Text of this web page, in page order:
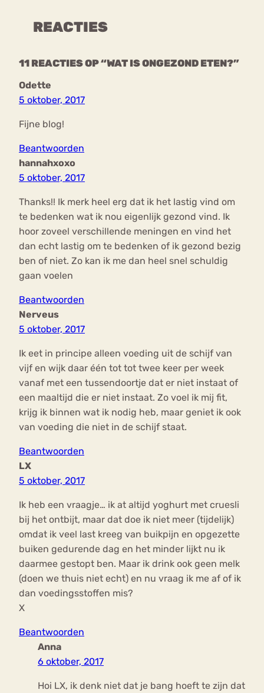
REACTIES
11 REACTIES OP “WAT IS ONGEZOND ETEN?”
Odette
5 oktober, 2017
Fijne blog!
Beantwoorden
hannahxoxo
5 oktober, 2017
Thanks!! Ik merk heel erg dat ik het lastig vind om
te bedenken wat ik nou eigenlijk gezond vind. Ik
hoor zoveel verschillende meningen en vind het
dan echt lastig om te bedenken of ik gezond bezig
ben of niet. Zo kan ik me dan heel snel schuldig
gaan voelen
Beantwoorden
Nerveus
5 oktober, 2017
Ik eet in principe alleen voeding uit de schijf van
vijf en wijk daar één tot tot twee keer per week
vanaf met een tussendoortje dat er niet instaat of
een maaltijd die er niet instaat. Zo voel ik mij fit,
krijg ik binnen wat ik nodig heb, maar geniet ik ook
van voeding die niet in de schijf staat.
Beantwoorden
LX
5 oktober, 2017
Ik heb een vraagje… ik at altijd yoghurt met cruesli
bij het ontbijt, maar dat doe ik niet meer (tijdelijk)
omdat ik veel last kreeg van buikpijn en opgezette
buiken gedurende dag en het minder lijkt nu ik
daarmee gestopt ben. Maar ik drink ook geen melk
(doen we thuis niet echt) en nu vraag ik me af of ik
dan voedingsstoffen mis?
X
Beantwoorden
Anna
6 oktober, 2017
Hoi LX, ik denk niet dat je bang hoeft te zijn dat